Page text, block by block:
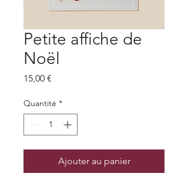
Petite affiche de
Noël
15,00 €
Quantité *
Ajouter au panier